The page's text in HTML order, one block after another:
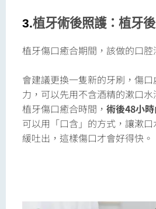
3.植牙術後照護：植牙
植牙傷口癒合期間，該做的口腔
會建議更換一隻新的牙刷，傷
力，可以先用不含酒精的漱口
植牙傷口癒合時間， 術後48小
可以用「口含」的方式，讓漱
緩吐出，這樣傷口才會好得快。